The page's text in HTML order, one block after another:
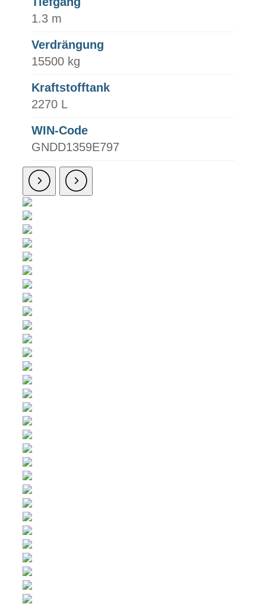
1.3 m
Verdrängung
15500 kg
Kraftstofftank
2270 L
WIN-Code
GNDD1359E797